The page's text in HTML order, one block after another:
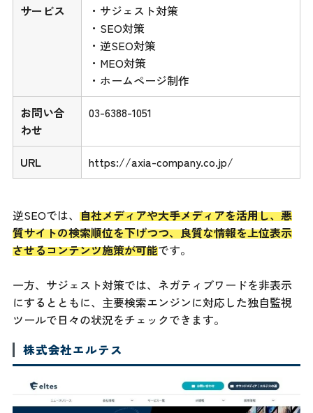
サービス
・サジェスト対策
・SEO対策
・逆SEO対策
・MEO対策
・ホームページ制作
お問い合
わせ
03-6388-1051
URL https://axia-company.co.jp/
逆SEOでは、 自社メディアや大手メディアを活用し、悪
質サイトの検索順位を下げつつ、良質な情報を上位表示
させるコンテンツ施策が可能です。
一方、サジェスト対策では、ネガティブワードを非表示
にするとともに、主要検索エンジンに対応した独自監視
ツールで日々の状況をチェックできます。
株式会社エルテス